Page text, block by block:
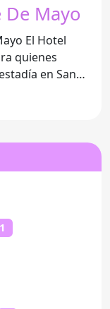
De Mayo
quienes
en San
1